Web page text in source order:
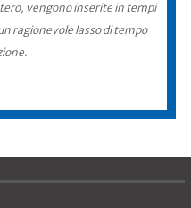
vengono inserite in tempi
ragionevole lasso di tempo